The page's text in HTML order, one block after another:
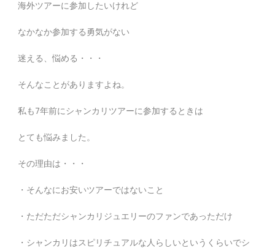
海外ツアーに参加したいけれど
なかなか参加する勇気がない
迷える、悩める・・・
そんなことがありますよね。
私も7年前にシャンカリツアーに参加するときは
とても悩みました。
その理由は・・・
・そんなにお安いツアーではないこと
・ただただシャンカリジュエリーのファンであっただけ
・シャンカリはスピリチュアルな人らしいというくらいでシ